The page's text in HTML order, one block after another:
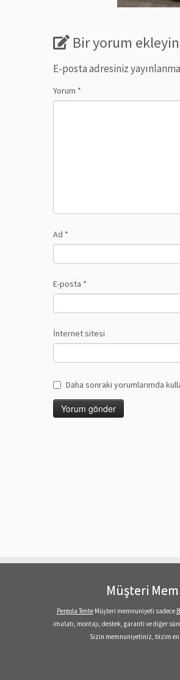
Bir yorum ekleyin
E-posta adresiniz
Yorum *
Ad *
E-posta *
İnternet sitesi
Daha sonraki yorumlarımda
Müşteri
Pergola TenteMüşteri memnuniyeti sadece
imalatı, montajı, destek, garanti ve diğer
Sizin memnuniyetiniz, bizim en